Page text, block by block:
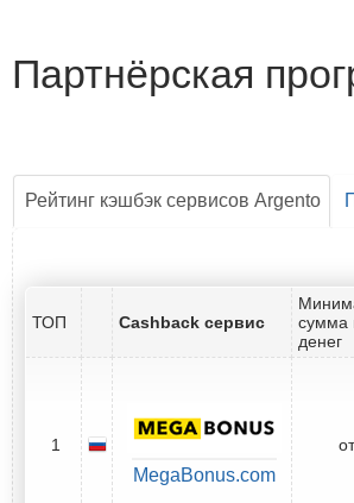
Партнёрская
Рейтинг кэшбэк сервисов Argento
ТОП Cashback сервис
сумма
денег
1
MegaBonus.com